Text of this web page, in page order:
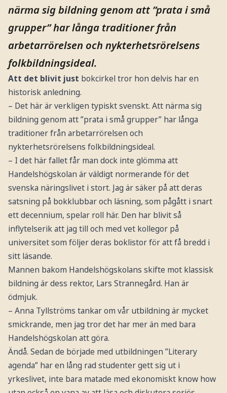
närma sig bildning genom att ”prata i små
grupper” har långa traditioner från
arbetarrörelsen och nykterhetsrörelsens
folkbildningsideal.
Att det blivit just bokcirkel tror hon delvis har en
historisk anledning.
– Det här är verkligen typiskt svenskt. Att närma sig
bildning genom att ”prata i små grupper” har långa
traditioner från arbetarrörelsen och
nykterhetsrörelsens folkbildningsideal.
– I det här fallet får man dock inte glömma att
Handelshögskolan är väldigt normerande för det
svenska näringslivet i stort. Jag är säker på att deras
satsning på bokklubbar och läsning, som pågått i snart
ett decennium, spelar roll här. Den har blivit så
inflytelserik att jag till och med vet kollegor på
universitet som följer deras boklistor för att få bredd i
sitt läsande.
Mannen bakom Handelshögskolans skifte mot klassisk
bildning är dess rektor, Lars Strannegård. Han är
ödmjuk.
– Anna Tyllströms tankar om vår utbildning är mycket
smickrande, men jag tror det har mer än med bara
Handelshögskolan att göra.
Ändå. Sedan de började med utbildningen ”Literary
agenda” har en lång rad studenter gett sig ut i
yrkeslivet, inte bara matade med ekonomiskt know how